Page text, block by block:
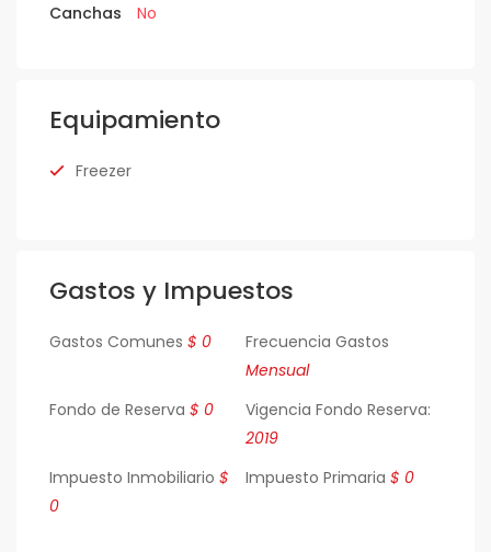
Canchas
No
Equipamiento
Freezer
Gastos y Impuestos
Gastos Comunes $ 0
Frecuencia Gastos
Mensual
Fondo de Reserva $ 0
Vigencia Fondo Reserva:
2019
Impuesto Inmobiliario $
0
Impuesto Primaria $ 0